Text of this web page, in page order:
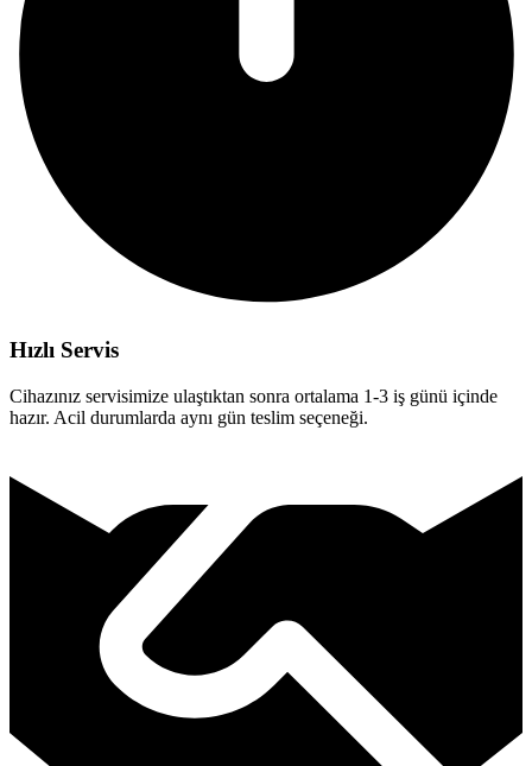
Hızlı Servis
Cihazınız servisimize ulaştıktan sonra ortalama 1-3 iş günü içinde
hazır. Acil durumlarda aynı gün teslim seçeneği.